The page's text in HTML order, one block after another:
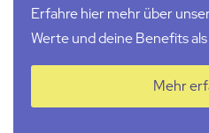
Erfahre hier mehr über
Werte und deine Benefits
Mehr